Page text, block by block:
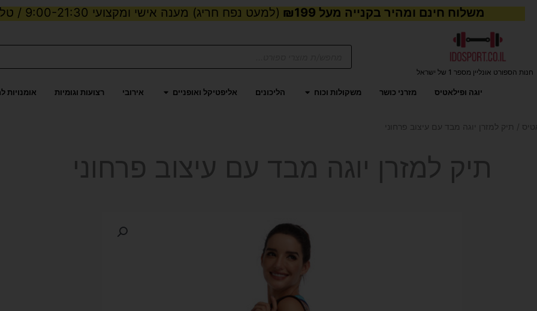
משלוח חינם ומהיר בקנייה מעל ₪199 (למעט נפח חריג) מענה אישי ומקצועי 9:00-21:30 / טלפון:
חנות הספורט אונליין מספר 1 של ישראל
Products
יוגה ופילאטיס מזרני כושר משקולות וכוח פתח משקולות וכוח
הליכונים אליפטיקל ואופניים פתח אליפטיקל ואופניים
אירובי רצועות וגומיות אומנויות
/ תיק למזרן יוגה מבד עם עיצוב פרחוני
תיק למזרן יוגה מבד עם עיצוב פרחוני